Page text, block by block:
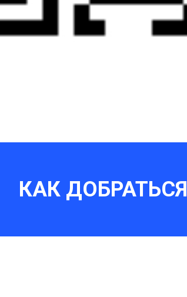
КАК ДОБРАТЬСЯ